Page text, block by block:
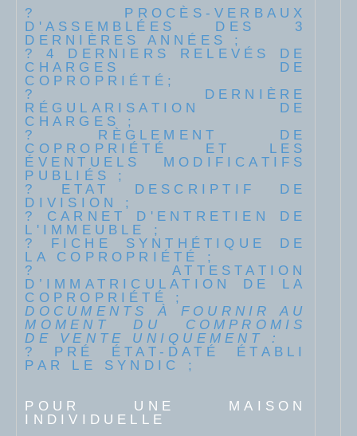
? PROCÈS-VERBAUX
D'ASSEMBLÉES DES 3
DERNIÈRES ANNÉES ;
? 4 DERNIERS RELEVÉS DE
CHARGES DE
COPROPRIÉTÉ;
? DERNIÈRE
RÉGULARISATION DE
CHARGES ;
? RÈGLEMENT DE
COPROPRIÉTÉ ET LES
ÉVENTUELS MODIFICATIFS
PUBLIÉS ;
? ETAT DESCRIPTIF DE
DIVISION ;
? CARNET D'ENTRETIEN DE
L'IMMEUBLE ;
? FICHE SYNTHÉTIQUE DE
LA COPROPRIÉTÉ ;
? ATTESTATION
D’IMMATRICULATION DE LA
COPROPRIÉTÉ ;
DOCUMENTS À FOURNIR AU
MOMENT DU COMPROMIS
DE VENTE UNIQUEMENT :
? PRÉ ÉTAT-DATÉ ÉTABLI
PAR LE SYNDIC ;
POUR UNE MAISON
INDIVIDUELLE